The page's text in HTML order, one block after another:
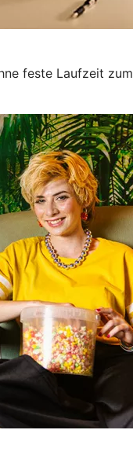
feste Laufzeit zum